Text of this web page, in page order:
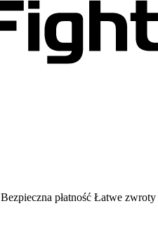
Bezpieczna płatność Łatwe zwroty